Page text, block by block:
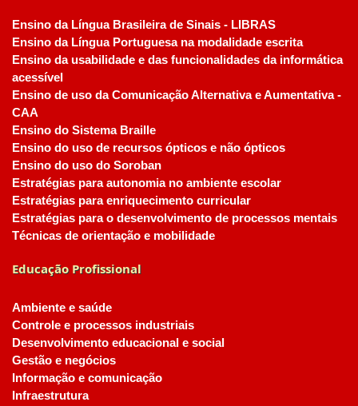
Ensino da Língua Brasileira de Sinais - LIBRAS
Ensino da Língua Portuguesa na modalidade escrita
Ensino da usabilidade e das funcionalidades da informática
acessível
Ensino de uso da Comunicação Alternativa e Aumentativa -
CAA
Ensino do Sistema Braille
Ensino do uso de recursos ópticos e não ópticos
Ensino do uso do Soroban
Estratégias para autonomia no ambiente escolar
Estratégias para enriquecimento curricular
Estratégias para o desenvolvimento de processos mentais
Técnicas de orientação e mobilidade
Educação Profissional
Ambiente e saúde
Controle e processos industriais
Desenvolvimento educacional e social
Gestão e negócios
Informação e comunicação
Infraestrutura